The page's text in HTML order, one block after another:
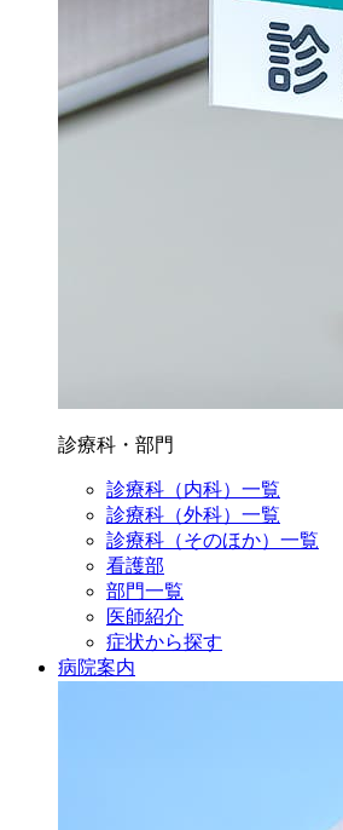
診療科・部門
診療科（内科）一覧
診療科（外科）一覧
診療科（そのほか）一覧
看護部
部門一覧
医師紹介
症状から探す
病院案内